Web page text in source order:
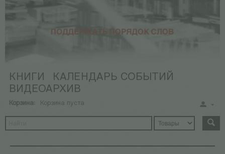
КНИГИ
КАЛЕНДАРЬ СОБЫТИЙ
ВИДЕОАРХИВ
Корзина: Корзина пуста